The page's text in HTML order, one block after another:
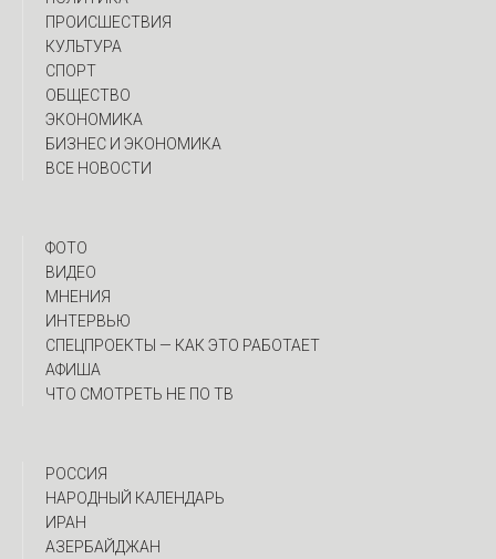
ПРОИСШЕСТВИЯ
КУЛЬТУРА
СПОРТ
ОБЩЕСТВО
ЭКОНОМИКА
БИЗНЕС И ЭКОНОМИКА
ВСЕ НОВОСТИ
ФОТО
ВИДЕО
МНЕНИЯ
ИНТЕРВЬЮ
CПЕЦПРОЕКТЫ — КАК ЭТО РАБОТАЕТ
АФИША
ЧТО СМОТРЕТЬ НЕ ПО ТВ
РОССИЯ
НАРОДНЫЙ КАЛЕНДАРЬ
ИРАН
АЗЕРБАЙДЖАН